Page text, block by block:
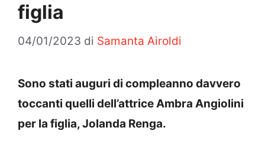
figlia
04/01/2023 di Samanta Airoldi
Sono stati auguri di compleanno davvero
toccanti quelli dell’attrice Ambra Angiolini
per la figlia, Jolanda Renga.